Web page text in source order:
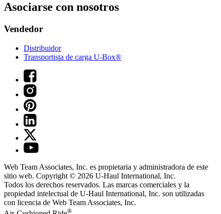
Asociarse con nosotros
Vendedor
Distribuidor
Transportista de carga U-Box®
Web Team Associates, Inc. es propietaria y administradora de este
sitio web. Copyright © 2026 U-Haul International, Inc.
Todos los derechos reservados. Las marcas comerciales y la
propiedad intelectual de U-Haul International, Inc. son utilizadas
con licencia de Web Team Associates, Inc.
®